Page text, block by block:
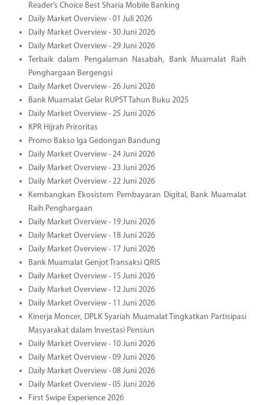
Reader’s Choice Best Sharia Mobile Banking
Daily Market Overview - 01 Juli 2026
Daily Market Overview - 30 Juni 2026
Daily Market Overview - 29 Juni 2026
Terbaik dalam Pengalaman Nasabah, Bank Muamalat Raih
Penghargaan Bergengsi
Daily Market Overview - 26 Juni 2026
Bank Muamalat Gelar RUPST Tahun Buku 2025
Daily Market Overview - 25 Juni 2026
KPR Hijrah Priroritas
Promo Bakso Iga Gedongan Bandung
Daily Market Overview - 24 Juni 2026
Daily Market Overview - 23 Juni 2026
Daily Market Overview - 22 Juni 2026
Kembangkan Ekosistem Pembayaran Digital, Bank Muamalat
Raih Penghargaan
Daily Market Overview - 19 Juni 2026
Daily Market Overview - 18 Juni 2026
Daily Market Overview - 17 Juni 2026
Bank Muamalat Genjot Transaksi QRIS
Daily Market Overview - 15 Juni 2026
Daily Market Overview - 12 Juni 2026
Daily Market Overview - 11 Juni 2026
Kinerja Moncer, DPLK Syariah Muamalat Tingkatkan Partisipasi
Masyarakat dalam Investasi Pensiun
Daily Market Overview - 10 Juni 2026
Daily Market Overview - 09 Juni 2026
Daily Market Overview - 08 Juni 2026
Daily Market Overview - 05 Juni 2026
First Swipe Experience 2026